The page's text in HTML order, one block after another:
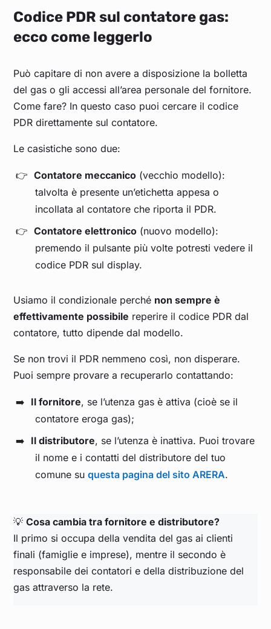
Codice PDR sul contatore gas:
ecco come leggerlo
Può capitare di non avere a disposizione la bolletta
del gas o gli accessi all’area personale del fornitore.
Come fare? In questo caso puoi cercare il codice
PDR direttamente sul contatore.
Le casistiche sono due:
Contatore meccanico (vecchio modello):
talvolta è presente un’etichetta appesa o
incollata al contatore che riporta il PDR.
Contatore elettronico (nuovo modello):
premendo il pulsante più volte potresti vedere il
codice PDR sul display.
Usiamo il condizionale perché non sempre è
effettivamente possibile reperire il codice PDR dal
contatore, tutto dipende dal modello.
Se non trovi il PDR nemmeno così, non disperare.
Puoi sempre provare a recuperarlo contattando:
Il fornitore, se l’utenza gas è attiva (cioè se il
contatore eroga gas);
Il distributore, se l’utenza è inattiva. Puoi trovare
il nome e i contatti del distributore del tuo
comune suquesta pagina del sito ARERA.
💡Cosa cambia tra fornitore e distributore?
Il primo si occupa della vendita del gas ai clienti
finali (famiglie e imprese), mentre il secondo è
responsabile dei contatori e della distribuzione del
gas attraverso la rete.